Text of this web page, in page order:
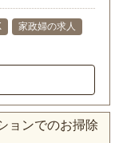
家政婦の求人
ョンでのお掃除